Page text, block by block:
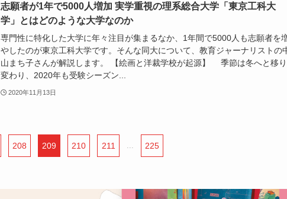
志願者が1年で5000人増加 実学重視の理系総合大学「東京工科大
学」とはどのような大学なのか
専門性に特化した大学に年々注目が集まるなか、1年間で5000人も志願者を
やしたのが東京工科大学です。そんな同大について、教育ジャーナリストの
山まち子さんが解説します。 【絵画と洋裁学校が起源】 季節は冬へと移り
変わり、2020年も受験シーズン...
2020年11月13日
208 209 210 211 ... 225